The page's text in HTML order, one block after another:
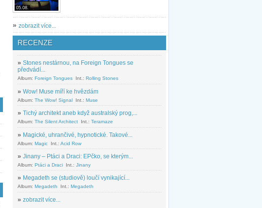
05.08.
» zobrazit více...
RECENZE
» Stones nestárnou, na Foreign Tongues se
předvádí...
Album: Foreign Tongues Int.: Rolling Stones
» Wow! Muse míří ke hvězdám
Album: The Wow! Signal Int.: Muse
» Tichý architekt aneb když australský prog,...
Album: The Silent Architect Int.: Teramaze
» Magické, uhrančivé, hypnotické. Takové...
Album: Magic Int.: Acid Row
» Jinany – Ptáci a Draci: EPčko, se kterým...
Album: Ptáci a Draci Int.: Jinany
» Megadeth se (studiově) loučí vynikající...
Album: Megadeth Int.: Megadeth
» zobrazit více...